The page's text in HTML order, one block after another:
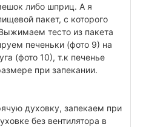
либо шприц. А я
пакет, с которого
тесто из пакета
печеньки (фото 9) на
(фото 10), т.к печенье
при запекании.
духовку, запекаем при
без вентилятора в